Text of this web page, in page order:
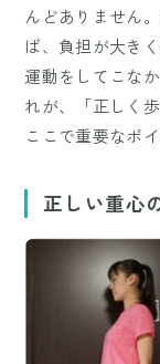
んどありません
ば、負担が大き
運動をしてこな
れが、「正しく歩
ここで重要なポ
正しい重心